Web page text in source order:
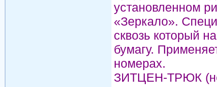
установленном
«Зеркало».
сквозь который
бумагу.
номерах.
ЗИТЦЕН-ТРЮК